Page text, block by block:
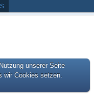
unserer Seite
wir Cookies setzen.